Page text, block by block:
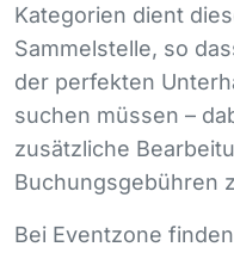
Kategorien dient
Sammelstelle, so
der perfekten
suchen müssen –
zusätzliche
Buchungsgebühren
Bei Eventzone